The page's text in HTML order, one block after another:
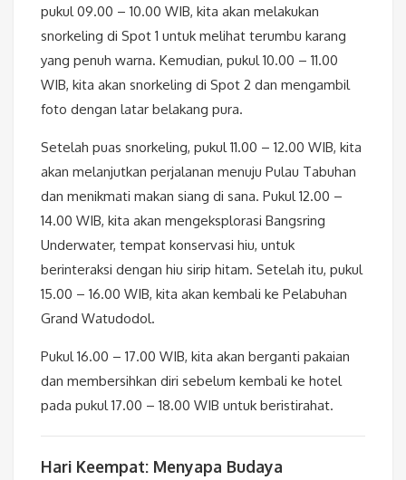
pukul 09.00 – 10.00 WIB, kita akan melakukan
snorkeling di Spot 1 untuk melihat terumbu karang
yang penuh warna. Kemudian, pukul 10.00 – 11.00
WIB, kita akan snorkeling di Spot 2 dan mengambil
foto dengan latar belakang pura.
Setelah puas snorkeling, pukul 11.00 – 12.00 WIB, kita
akan melanjutkan perjalanan menuju Pulau Tabuhan
dan menikmati makan siang di sana. Pukul 12.00 –
14.00 WIB, kita akan mengeksplorasi Bangsring
Underwater, tempat konservasi hiu, untuk
berinteraksi dengan hiu sirip hitam. Setelah itu, pukul
15.00 – 16.00 WIB, kita akan kembali ke Pelabuhan
Grand Watudodol.
Pukul 16.00 – 17.00 WIB, kita akan berganti pakaian
dan membersihkan diri sebelum kembali ke hotel
pada pukul 17.00 – 18.00 WIB untuk beristirahat.
Hari Keempat: Menyapa Budaya